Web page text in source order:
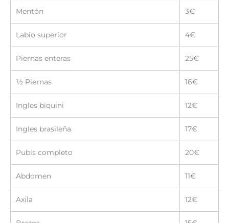
Mentón 3€
Labio superior 4€
Piernas enteras 25€
½ Piernas 16€
Ingles biquini 12€
Ingles brasileña 17€
Pubis completo 20€
Abdomen 11€
Axila 12€